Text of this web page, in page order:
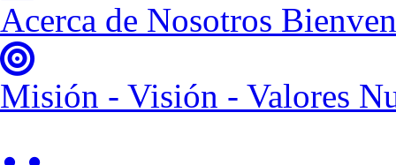
Acerca de Nosotros
Misión - Visión - Valores